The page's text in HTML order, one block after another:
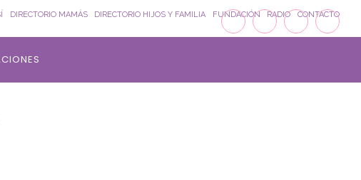
DIRECTORIO MAMÁS DIRECTORIO HIJOS Y FAMILIA FUNDACIÓN RADIO CONTACTO